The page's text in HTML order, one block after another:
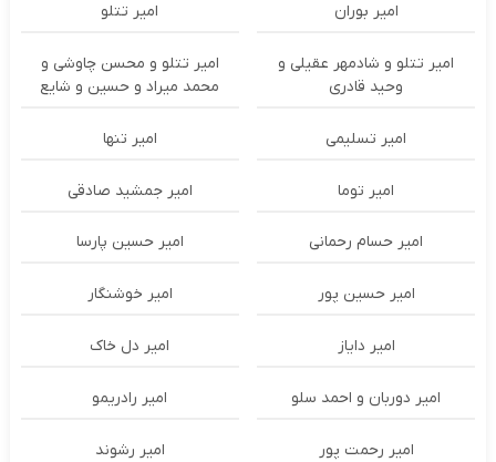
امیر بوران امیر تتلو
امیر تتلو و شادمهر عقیلی و
وحید قادری
امیر تتلو و محسن چاوشی و
محمد میراد و حسین و شایع
امیر تسلیمی امیر تنها
امیر توما امیر جمشید صادقی
امیر حسام رحمانی امیر حسین پارسا
امیر حسین پور امیر خوشنگار
امیر دایاز امیر دل خاک
امیر دوربان و احمد سلو امیر رادریمو
امیر رحمت پور امیر رشوند